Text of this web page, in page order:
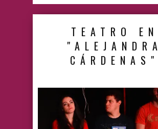
TEATRO EN
"ALEJANDRA
CÁRDENAS"